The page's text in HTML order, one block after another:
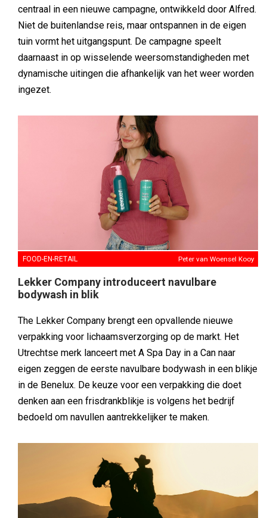
centraal in een nieuwe campagne, ontwikkeld door Alfred.
Niet de buitenlandse reis, maar ontspannen in de eigen
tuin vormt het uitgangspunt. De campagne speelt
daarnaast in op wisselende weersomstandigheden met
dynamische uitingen die afhankelijk van het weer worden
ingezet.
FOOD-EN-RETAIL Peter van Woensel Kooy
Lekker Company introduceert navulbare
bodywash in blik
The Lekker Company brengt een opvallende nieuwe
verpakking voor lichaamsverzorging op de markt. Het
Utrechtse merk lanceert met A Spa Day in a Can naar
eigen zeggen de eerste navulbare bodywash in een blikje
in de Benelux. De keuze voor een verpakking die doet
denken aan een frisdrankblikje is volgens het bedrijf
bedoeld om navullen aantrekkelijker te maken.